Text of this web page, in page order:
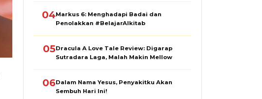
04Markus 6: Menghadapi Badai dan
Penolakkan #BelajarAlkitab
05Dracula A Love Tale Review: Digarap
Sutradara Laga, Malah Makin Mellow
06Dalam Nama Yesus, Penyakitku Akan
Sembuh Hari Ini!